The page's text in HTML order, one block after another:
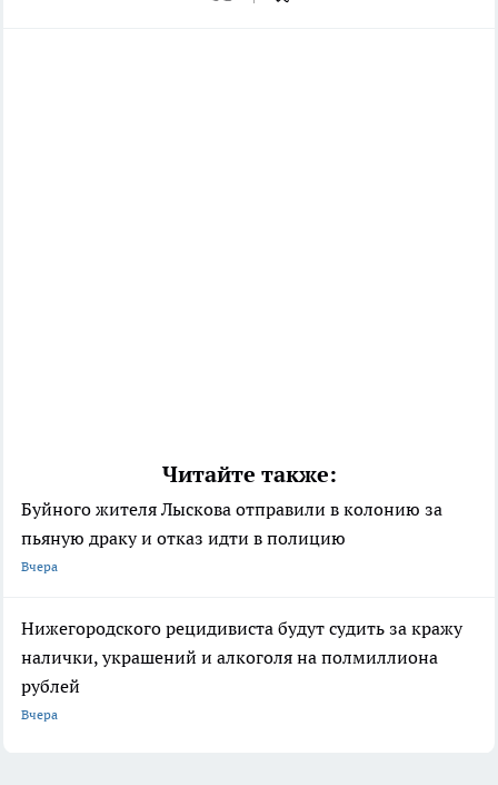
Читайте также:
Буйного жителя Лыскова отправили в колонию за
пьяную драку и отказ идти в полицию
Вчера
Нижегородского рецидивиста будут судить за кражу
налички, украшений и алкоголя на полмиллиона
рублей
Вчера